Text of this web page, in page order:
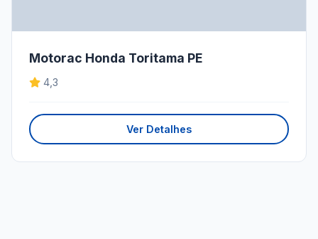
Motorac Honda Toritama PE
4,3
Ver Detalhes